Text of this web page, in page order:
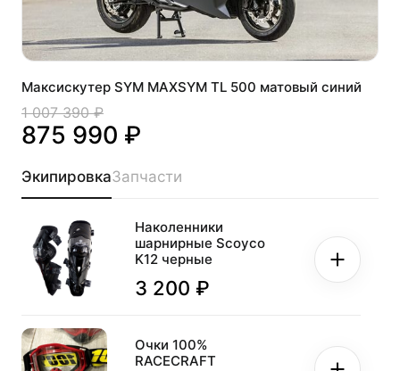
Максискутер SYM MAXSYM TL 500 матовый синий
1 007 390 ₽
875 990 ₽
ЭкипировкаЗапчасти
Наколенники
шарнирные Scoyco
K12 черные
3 200 ₽
Очки 100%
RACECRAFT